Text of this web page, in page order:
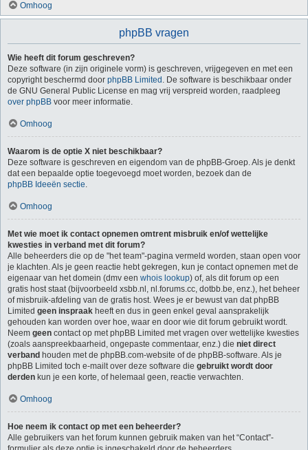
Omhoog
phpBB vragen
Wie heeft dit forum geschreven?
Deze software (in zijn originele vorm) is geschreven, vrijgegeven en met een
copyright beschermd door phpBB Limited . De software is beschikbaar onder
de GNU General Public License en mag vrij verspreid worden, raadpleeg
over phpBB voor meer informatie.
Omhoog
Waarom is de optie X niet beschikbaar?
Deze software is geschreven en eigendom van de phpBB-Groep. Als je denkt
dat een bepaalde optie toegevoegd moet worden, bezoek dan de
phpBB Ideeën sectie.
Omhoog
Met wie moet ik contact opnemen omtrent misbruik en/of wettelijke
kwesties in verband met dit forum?
Alle beheerders die op de "het team"-pagina vermeld worden, staan open voor
je klachten. Als je geen reactie hebt gekregen, kun je contact opnemen met de
eigenaar van het domein (dmv een whois lookup) of, als dit forum op een
gratis host staat (bijvoorbeeld xsbb.nl, nl.forums.cc, dotbb.be, enz.), het beheer
of misbruik-afdeling van de gratis host. Wees je er bewust van dat phpBB
Limited geen inspraak heeft en dus in geen enkel geval aansprakelijk
gehouden kan worden over hoe, waar en door wie dit forum gebruikt wordt.
Neem geen contact op met phpBB Limited met vragen over wettelijke kwesties
(zoals aanspreekbaarheid, ongepaste commentaar, enz.) die niet direct
verband houden met de phpBB.com-website of de phpBB-software. Als je
phpBB Limited toch e-mailt over deze software die gebruikt wordt door
derden kun je een korte, of helemaal geen, reactie verwachten.
Omhoog
Hoe neem ik contact op met een beheerder?
Alle gebruikers van het forum kunnen gebruik maken van het “Contact”-